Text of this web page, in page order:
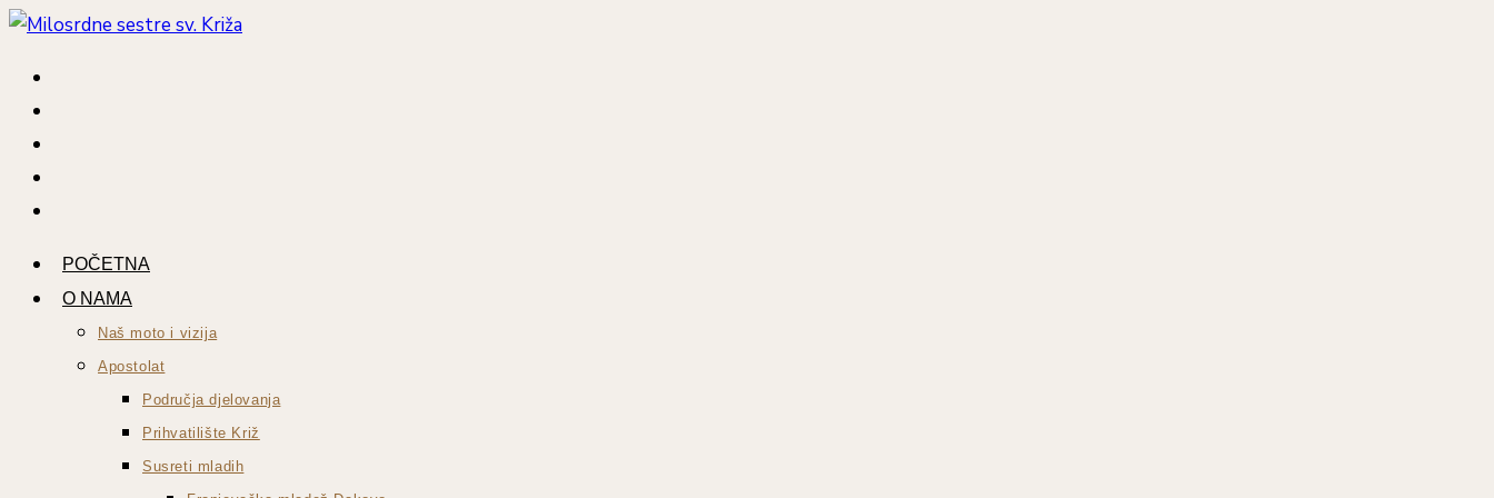
Preskoči
POČETNA
O NAMA
Naš moto i vizija
Apostolat
Područja djelovanja
Prihvatilište Križ
Susreti mladih